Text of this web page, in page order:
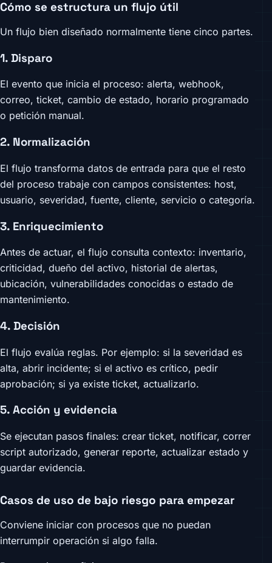
Cómo se estructura un flujo útil
Un flujo bien diseñado normalmente tiene cinco partes.
1. Disparo
El evento que inicia el proceso: alerta, webhook,
correo, ticket, cambio de estado, horario programado
o petición manual.
2. Normalización
El flujo transforma datos de entrada para que el resto
del proceso trabaje con campos consistentes: host,
usuario, severidad, fuente, cliente, servicio o categoría.
3. Enriquecimiento
Antes de actuar, el flujo consulta contexto: inventario,
criticidad, dueño del activo, historial de alertas,
ubicación, vulnerabilidades conocidas o estado de
mantenimiento.
4. Decisión
El flujo evalúa reglas. Por ejemplo: si la severidad es
alta, abrir incidente; si el activo es crítico, pedir
aprobación; si ya existe ticket, actualizarlo.
5. Acción y evidencia
Se ejecutan pasos finales: crear ticket, notificar, correr
script autorizado, generar reporte, actualizar estado y
guardar evidencia.
Casos de uso de bajo riesgo para empezar
Conviene iniciar con procesos que no puedan
interrumpir operación si algo falla.